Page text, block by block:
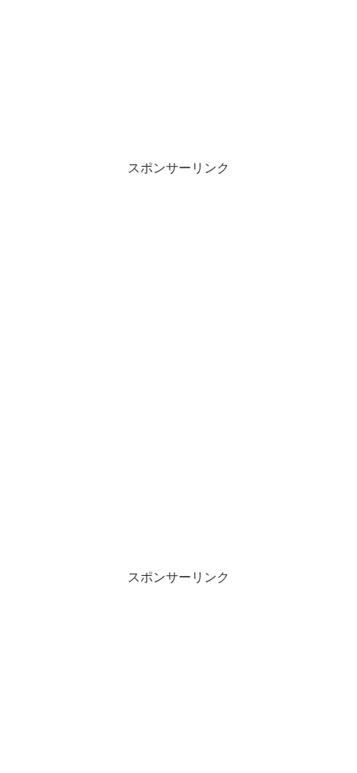
スポンサーリンク
スポンサーリンク